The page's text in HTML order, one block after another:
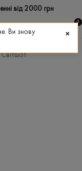
від 2000 грн
0
Світшот
Ви знову